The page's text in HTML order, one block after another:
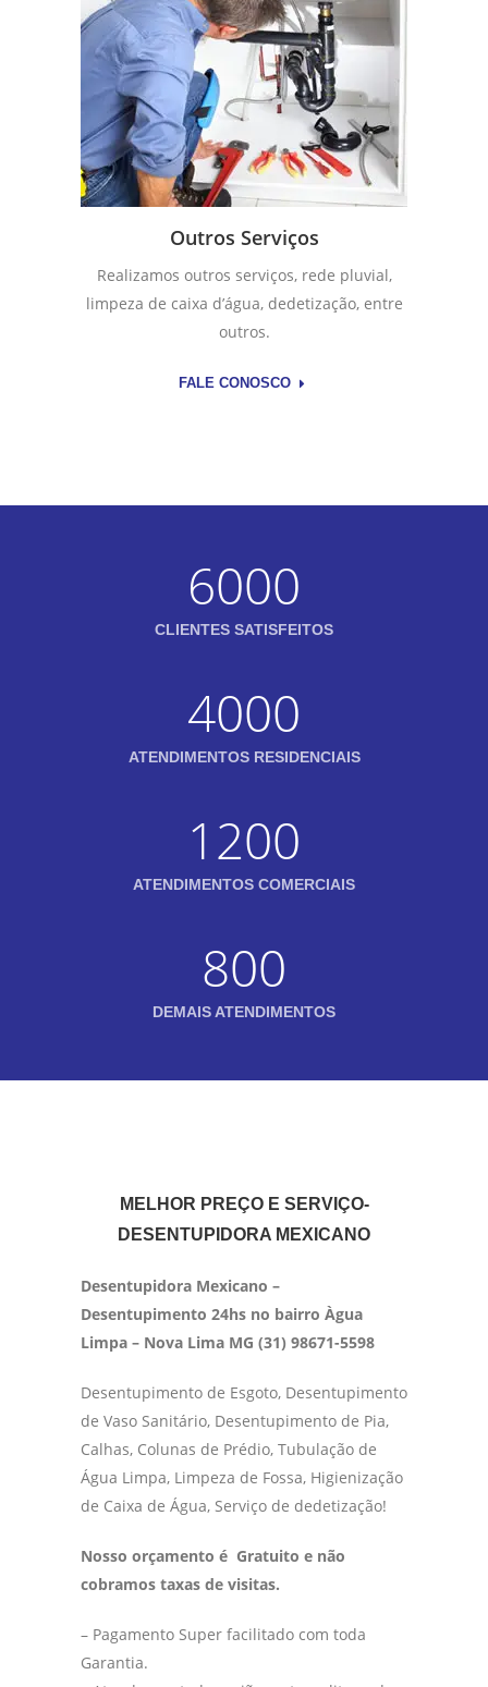
Outros Serviços
Realizamos outros serviços, rede pluvial,
limpeza de caixa d’água, dedetização, entre
outros.
FALE CONOSCO
6000
CLIENTES SATISFEITOS
4000
ATENDIMENTOS RESIDENCIAIS
1200
ATENDIMENTOS COMERCIAIS
800
DEMAIS ATENDIMENTOS
MELHOR PREÇO E SERVIÇO-
DESENTUPIDORA MEXICANO
Desentupidora Mexicano –
Desentupimento 24hs no bairro Àgua
Limpa – Nova Lima MG (31) 98671-5598
Desentupimento de Esgoto, Desentupimento
de Vaso Sanitário, Desentupimento de Pia,
Calhas, Colunas de Prédio, Tubulação de
Água Limpa, Limpeza de Fossa, Higienização
de Caixa de Água, Serviço de dedetização!
Nosso orçamento é Gratuito e não
cobramos taxas de visitas.
– Pagamento Super facilitado com toda
Garantia.